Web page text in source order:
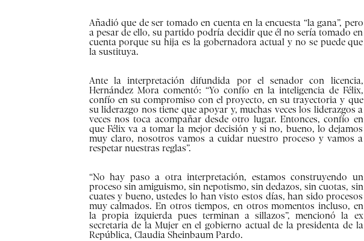
Añadió que de ser tomado en cuenta en la encuesta “la gana”, pero
a pesar de ello, su partido podría decidir que él no sería tomado en
cuenta porque su hija es la gobernadora actual y no se puede que
la sustituya.
Ante la interpretación difundida por el senador con licencia,
Hernández Mora comentó: “Yo confío en la inteligencia de Félix,
confío en su compromiso con el proyecto, en su trayectoria y que
su liderazgo nos tiene que apoyar y, muchas veces los liderazgos a
veces nos toca acompañar desde otro lugar. Entonces, confío en
que Félix va a tomar la mejor decisión y si no, bueno, lo dejamos
muy claro, nosotros vamos a cuidar nuestro proceso y vamos a
respetar nuestras reglas”.
“No hay paso a otra interpretación, estamos construyendo un
proceso sin amiguismo, sin nepotismo, sin dedazos, sin cuotas, sin
cuates y bueno, ustedes lo han visto estos días, han sido procesos
muy calmados. En otros tiempos, en otros momentos incluso, en
la propia izquierda pues terminan a sillazos”, mencionó la ex
secretaria de la Mujer en el gobierno actual de la presidenta de la
República, Claudia Sheinbaum Pardo.